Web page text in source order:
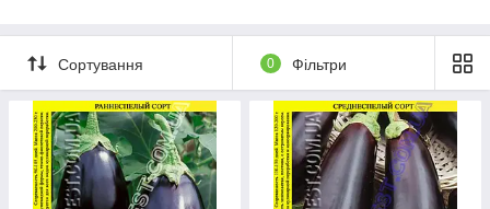
Сортування 0 Фільтри